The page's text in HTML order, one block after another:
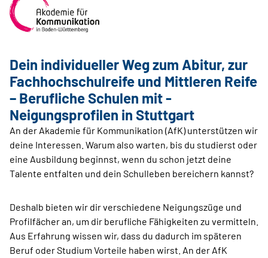
Dein individueller Weg zum Abitur, zur
Fachhochschulreife und Mittleren Reife
– Berufliche Schulen mit ­
Neigungsprofilen in Stuttgart
An der Akademie für Kommunikation (AfK) unterstützen wir
deine Interessen. Warum also warten, bis du studierst oder
eine Ausbildung beginnst, wenn du schon jetzt deine
Talente entfalten und dein Schulleben bereichern kannst?
Deshalb bieten wir dir verschiedene Neigungszüge und
Profilfächer an, um dir berufliche Fähigkeiten zu vermitteln.
Aus Erfahrung wissen wir, dass du dadurch im späteren
Beruf oder Studium Vorteile haben wirst. An der AfK